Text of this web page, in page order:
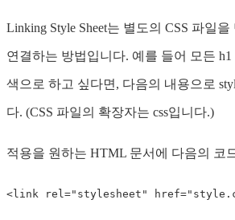
Linking Style Sheet는 별도의 CSS 파일
연결하는 방법입니다. 예를 들어 모든
색으로 하고 싶다면, 다음의 내용으로
다. (CSS 파일의 확장자는 css입니다.)
적용을 원하는 HTML 문서에 다음의 코
< link rel=" stylesheet " href="